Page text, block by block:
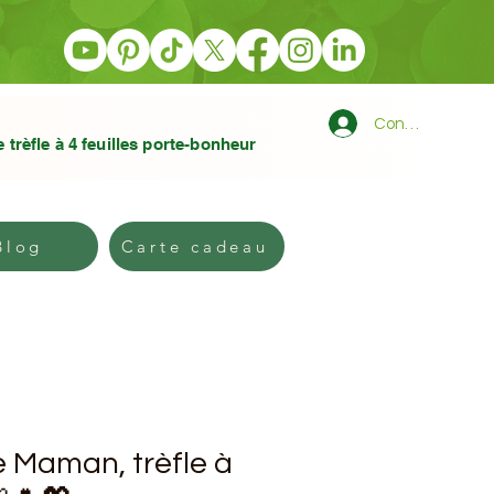
trèfle à 4 feuilles porte-bonheur
Connexion
Carte cadeau
Carte cadeau
Maman, trèfle à